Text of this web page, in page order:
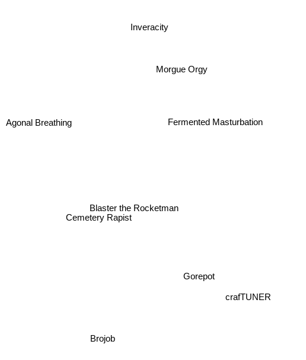
Agonal Breathing
Cemetery Rapist
Morgue Orgy
Blaster the Rocketman
Fermented Masturbation
Brojob
Inveracity